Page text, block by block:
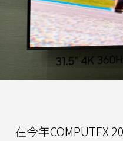
在今年COMPUTEX